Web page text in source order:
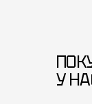
У